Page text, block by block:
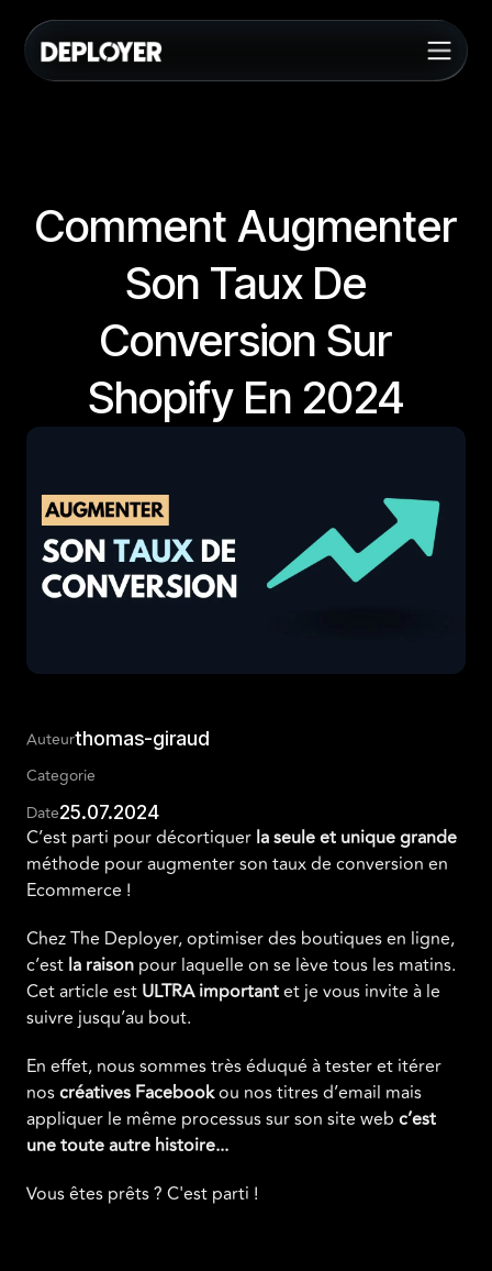
Comment Augmenter
Son Taux De
Conversion Sur
Shopify En 2024
Auteurthomas-giraud
Categorie
Date25.07.2024
C’est parti pour décortiquer la seule et unique grande
méthode pour augmenter son taux de conversion en
Ecommerce !
Chez The Deployer, optimiser des boutiques en ligne,
c’est la raison pour laquelle on se lève tous les matins.
Cet article est ULTRA importantet je vous invite à le
suivre jusqu’au bout.
En effet, nous sommes très éduqué à tester et itérer
noscréatives Facebookou nos titres d’email mais
appliquer le même processus sur son site web c’est
une toute autre histoire...
Vous êtes prêts ? C'est parti !